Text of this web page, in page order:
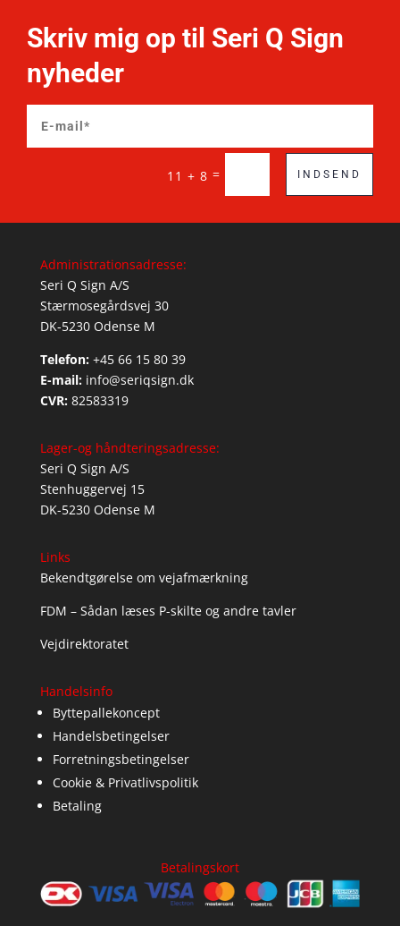
Skriv mig op til Seri Q Sign
nyheder
11 + 8 = INDSEND
Administrationsadresse:
Seri Q Sign A/S
Stærmosegårdsvej 30
DK-5230 Odense M
Telefon: +45 66 15 80 39
E-mail: info@seriqsign.dk
CVR: 82583319
Lager-og håndteringsadresse:
Seri Q Sign A/S
Stenhuggervej 15
DK-5230 Odense M
Links
Bekendtgørelse om vejafmærkning
FDM – Sådan læses P-skilte og andre tavler
Vejdirektoratet
Handelsinfo
Byttepallekoncept
Handelsbetingelser
Forretningsbetingelser
Cookie & Privatlivspolitik
Betaling
Betalingskort